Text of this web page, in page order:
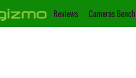
Reviews Cameras